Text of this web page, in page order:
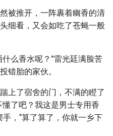
被推开，一阵裹着幽香的清
细看，又会如吃了苍蝇一般
么香水呢？”雷光廷满脸苦
错胎的家伙。
上了宿舍的门，不满的瞪了
了吧？我这是男士专用香
，“算了算了，你就一乡下